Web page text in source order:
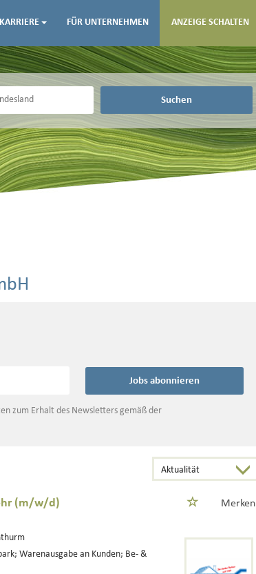
FÜR UNTERNEHMEN ANZEIGE SCHALTEN
Suchen
Jobs abonnieren
zum Erhalt des Newsletters gemäß der
(m/w/d) Merken
Warenausgabe an Kunden; Be- &